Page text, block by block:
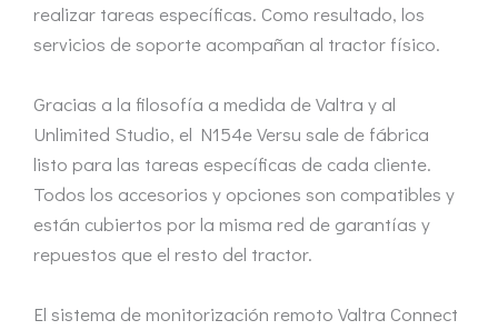
realizar tareas específicas. Como resultado, los
servicios de soporte acompañan al tractor físico.
Gracias a la filosofía a medida de Valtra y al
Unlimited Studio, el N154e Versu sale de fábrica
listo para las tareas específicas de cada cliente.
Todos los accesorios y opciones son compatibles y
están cubiertos por la misma red de garantías y
repuestos que el resto del tractor.
El sistema de monitorización remoto Valtra Connect